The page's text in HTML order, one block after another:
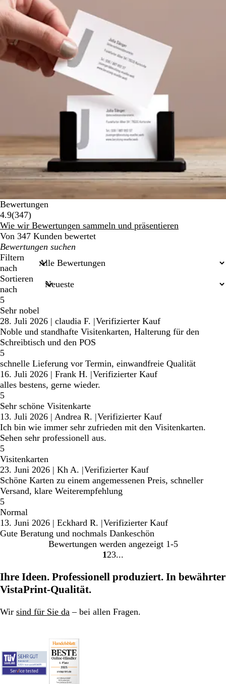
Bewertungen
4.9(347347
Bewertungen
)
Wie wir Bewertungen sammeln und präsentieren
Von 347 Kunden bewertet
Meine
Sucheingaben
Filtern
nach
Sortieren
nach
5
Sehr nobel
28. Juli 2026 | claudia F. |Verifizierter Kauf
Noble und standhafte Visitenkarten, Halterung für den
Schreibtisch und den POS
5
schnelle Lieferung vor Termin, einwandfreie Qualität
16. Juli 2026 | Frank H. |Verifizierter Kauf
alles bestens, gerne wieder.
5
Sehr schöne Visitenkarte
13. Juli 2026 | Andrea R. |Verifizierter Kauf
Ich bin wie immer sehr zufrieden mit den Visitenkarten.
Sehen sehr professionell aus.
5
Visitenkarten
23. Juni 2026 | Kh A. |Verifizierter Kauf
Schöne Karten zu einem angemessenen Preis, schneller
Versand, klare Weiterempfehlung
5
Normal
13. Juni 2026 | Eckhard R. |Verifizierter Kauf
Gute Beratung und nochmals Dankeschön
Bewertungen werden angezeigt 1-5
Gehe
Seite
1 Gehe
Seite
2 Gehe
Seite
3
Ihre Ideen. Professionell produziert. In bewährter
VistaPrint-Qualität.
Wir sind für Sie da – bei allen Fragen.